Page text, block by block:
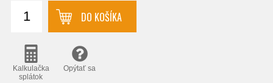
DO KOŠÍKA
Kalkulačka
splátok
Opýtať sa